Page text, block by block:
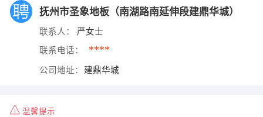
抚州市圣象地板（南湖路南延伸段建鼎华城）
联系人： 严女士
联系电话： ****
公司地址： 建鼎华城
温馨提示